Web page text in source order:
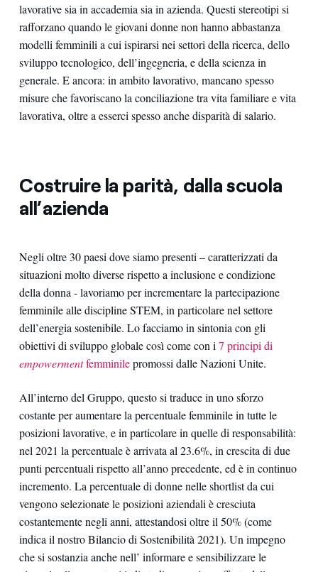
lavorative sia in accademia sia in azienda. Questi stereotipi si
rafforzano quando le giovani donne non hanno abbastanza
modelli femminili a cui ispirarsi nei settori della ricerca, dello
sviluppo tecnologico, dell’ingegneria, e della scienza in
generale. E ancora: in ambito lavorativo, mancano spesso
misure che favoriscano la conciliazione tra vita familiare e vita
lavorativa, oltre a esserci spesso anche disparità di salario.
Costruire la parità, dalla scuola
all’azienda
Negli oltre 30 paesi dove siamo presenti – caratterizzati da
situazioni molto diverse rispetto a inclusione e condizione
della donna - lavoriamo per incrementare la partecipazione
femminile alle discipline STEM, in particolare nel settore
dell’energia sostenibile. Lo facciamo in sintonia con gli
obiettivi di sviluppo globale così come con i 7 principi di
empowermentfemminilepromossi dalle Nazioni Unite.
All’interno del Gruppo, questo si traduce in uno sforzo
costante per aumentare la percentuale femminile in tutte le
posizioni lavorative, e in particolare in quelle di responsabilità:
nel 2021 la percentuale è arrivata al 23.6%, in crescita di due
punti percentuali rispetto all’anno precedente, ed è in continuo
incremento. La percentuale di donne nelle shortlist da cui
vengono selezionate le posizioni aziendali è cresciuta
costantemente negli anni, attestandosi oltre il 50% (come
indica il nostro Bilancio di Sostenibilità 2021). Un impegno
che si sostanzia anche nell’ informare e sensibilizzare le